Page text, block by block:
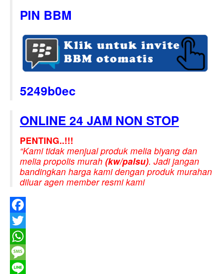
PIN BBM
5249b0ec
ONLINE 24 JAM NON STOP
PENTING..!!!
“Kami tidak menjual produk melia biyang dan
melia propolis murah (kw/palsu). Jadi jangan
bandingkan harga kami dengan produk murahan
diluar agen member resmi kami
Facebook
Twitter
WhatsApp
Message